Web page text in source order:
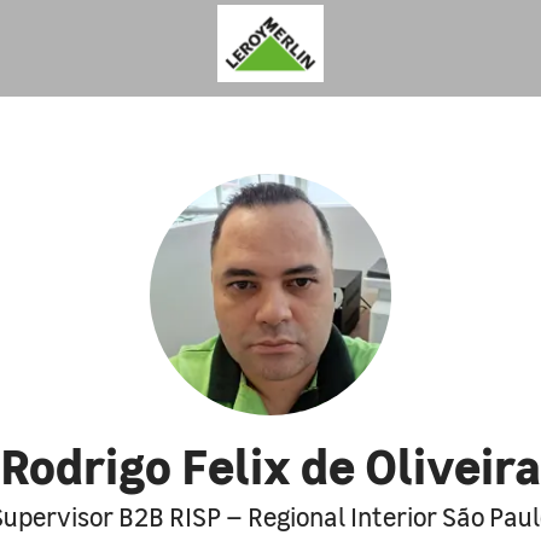
Rodrigo Felix de Oliveira
B2B RISP – Regional Interior São